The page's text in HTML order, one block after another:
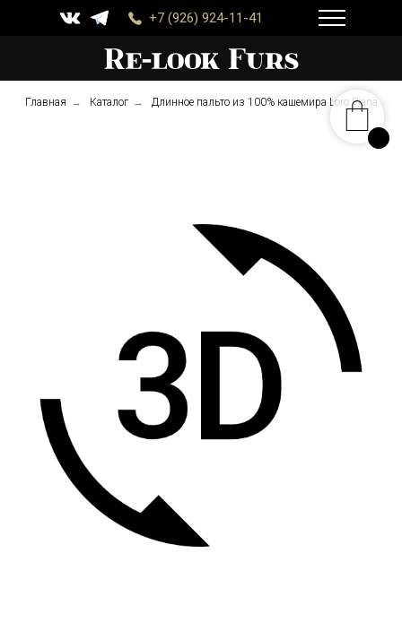
+7 (926) 924-11-41
Главная → Каталог → Длинное пальто из 100% кашемира Loro Piana